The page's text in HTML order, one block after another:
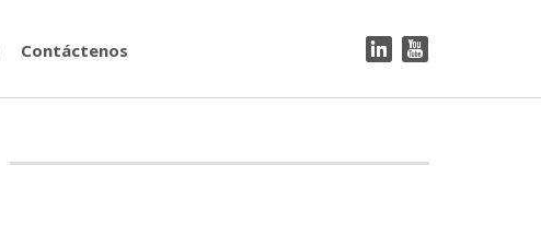
Contáctenos